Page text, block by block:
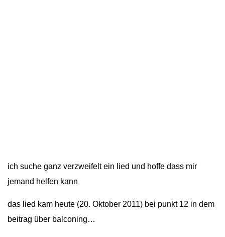
ich suche ganz verzweifelt ein lied und hoffe dass mir
jemand helfen kann
das lied kam heute (20. Oktober 2011) bei punkt 12 in dem
beitrag über balconing…